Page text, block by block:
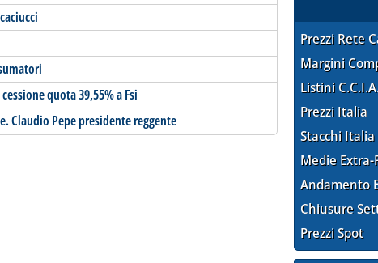
quota 39,55% a Fsi
Claudio Pepe presidente reggente
Prezzi Rete
Margini
Listini
Prezzi Italia
Stacchi Italia
Medie Extra-
Andamento
Chiusure
Prezzi Spot